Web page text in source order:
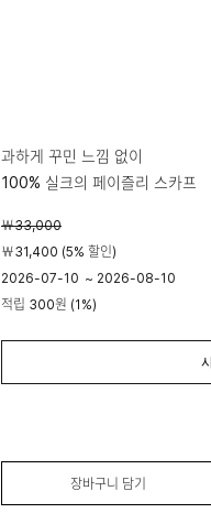
과하게 꾸민 느낌 없이
100% 실크의 페이즐리 스카프
￦33,000
￦31,400 (5% 할인)
2026-07-10
04시 00분
~ 2026-08-10
적립 300원 (1%)
장바구니 담기